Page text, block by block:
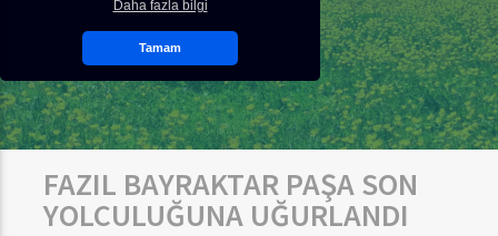
Daha fazla bilgi
Tamam
FAZIL BAYRAKTAR PAŞA SON
YOLCULUĞUNA UĞURLANDI